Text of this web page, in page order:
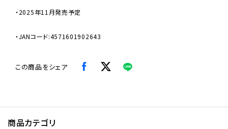
・2025年11月発売予定
・JANコード:4571601902643
この商品をシェア
商品カテゴリ